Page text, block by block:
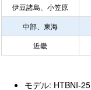
伊豆諸島、小笠原
中部、東海
近畿
モデル: HTBNI-25